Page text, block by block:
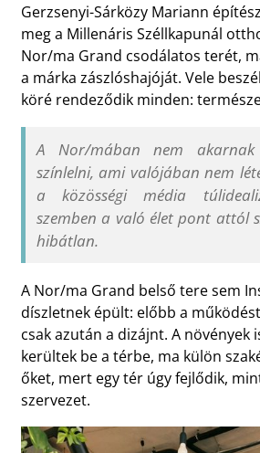
Gerzsenyi-Sárközy Mariann
meg a Millenáris Széllkapunál
Nor/ma Grand csodálatos terét,
a márka zászlóshajóját. Vele
köré rendeződik minden:
A Nor/mában nem akarnak
színlelni, ami valójában nem
a közösségi média
szemben a való élet pont attól
hibátlan.
A Nor/ma Grand belső tere sem
díszletnek épült: előbb a
csak azután a dizájnt. A növények
kerültek be a térbe, ma külön
őket, mert egy tér úgy fejlődik,
szervezet.